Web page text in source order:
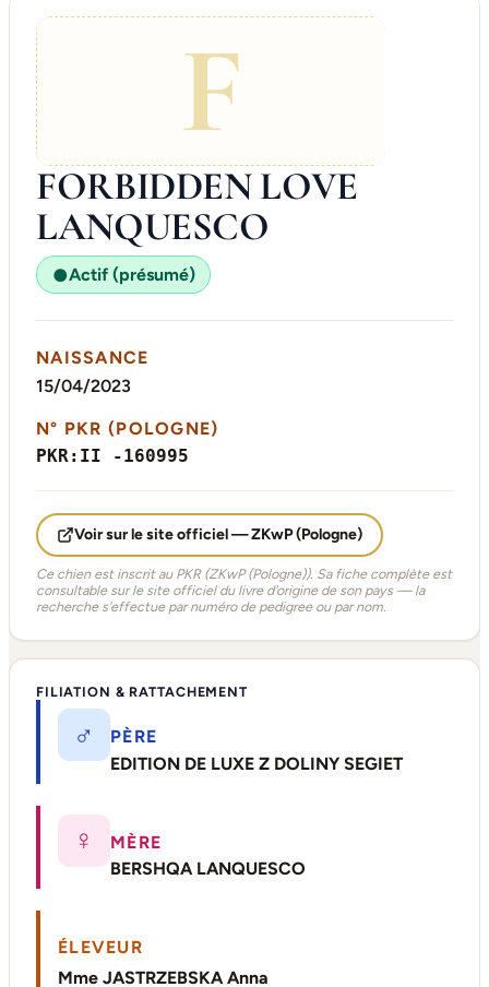
F
FORBIDDEN LOVE
LANQUESCO
●Actif (présumé)
NAISSANCE
15/04/2023
N° PKR (POLOGNE)
PKR:II -160995
Voir sur le site officiel — ZKwP (Pologne)
Ce chien est inscrit au PKR (ZKwP (Pologne)). Sa fiche complète est
consultable sur le site officiel du livre d'origine de son pays — la
recherche s'effectue par numéro de pedigree ou par nom.
FILIATION & RATTACHEMENT
♂
PÈRE
EDITION DE LUXE Z DOLINY SEGIET
♀
MÈRE
BERSHQA LANQUESCO
ÉLEVEUR
Mme JASTRZEBSKA Anna